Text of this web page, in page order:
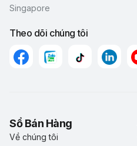
Singapore
Theo dõi chúng tôi
Sổ Bán Hàng
Về chúng tôi